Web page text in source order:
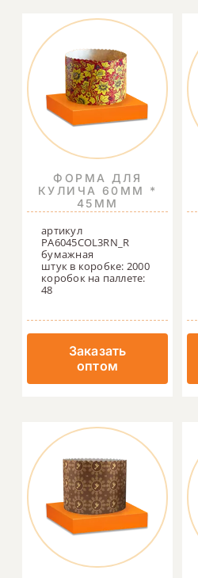
ФОРМА ДЛЯ
КУЛИЧА 60ММ *
45ММ
артикул
PA6045COL3RN_R
бумажная
штук в коробке: 2000
коробок на паллете:
48
Заказать
оптом